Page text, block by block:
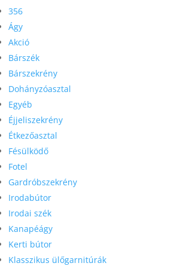
356
Ágy
Akció
Bárszék
Bárszekrény
Dohányzóasztal
Egyéb
Éjjeliszekrény
Étkezőasztal
Fésülködő
Fotel
Gardróbszekrény
Irodabútor
Irodai szék
Kanapéágy
Kerti bútor
Klasszikus ülőgarnitúrák